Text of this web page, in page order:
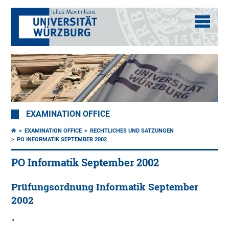
EXAMINATION OFFICE
EXAMINATION OFFICE
RECHTLICHES UND SATZUNGEN
PO INFORMATIK SEPTEMBER 2002
PO Informatik September 2002
Prüfungsordnung Informatik September
2002